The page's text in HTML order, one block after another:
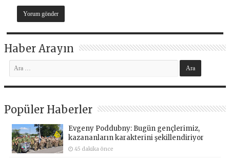
Haber Arayın
Popüler Haberler
Evgeny Poddubny: Bugün gençlerimiz,
kazananların karakterini şekillendiriyor
45 dakika önce